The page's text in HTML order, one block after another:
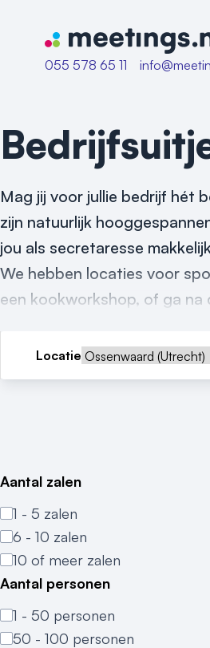
Naar home van Meetings
055 578 65 11
Mag jij voor jullie bedrijf hét
zijn natuurlijk
jou als secretaresse
We hebben locaties voor
een kookworkshop, of ga
Locatie
Aantal zalen
1 - 5 zalen
6 - 10 zalen
10 of meer zalen
Aantal personen
1 - 50 personen
50 - 100 personen